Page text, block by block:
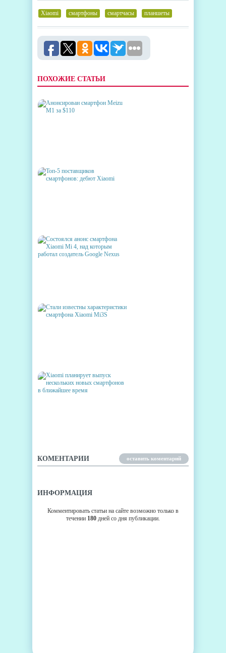
Xiaomi смартфоны смартчасы планшеты
ПОХОЖИЕ СТАТЬИ
КОМЕНТАРИИ оставить коментарий
ИНФОРМАЦИЯ
Комментировать статьи на сайте возможно только в
течении 180 дней со дня публикации.